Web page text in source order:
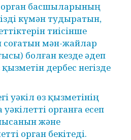
басшыларының
күмән тудыратын,
тиісінше
соғатын мән-жайлар
болған кезде әдеп
дербес негізде
уәкіл өз қызметінің
органға есеп
және
орган бекітеді.